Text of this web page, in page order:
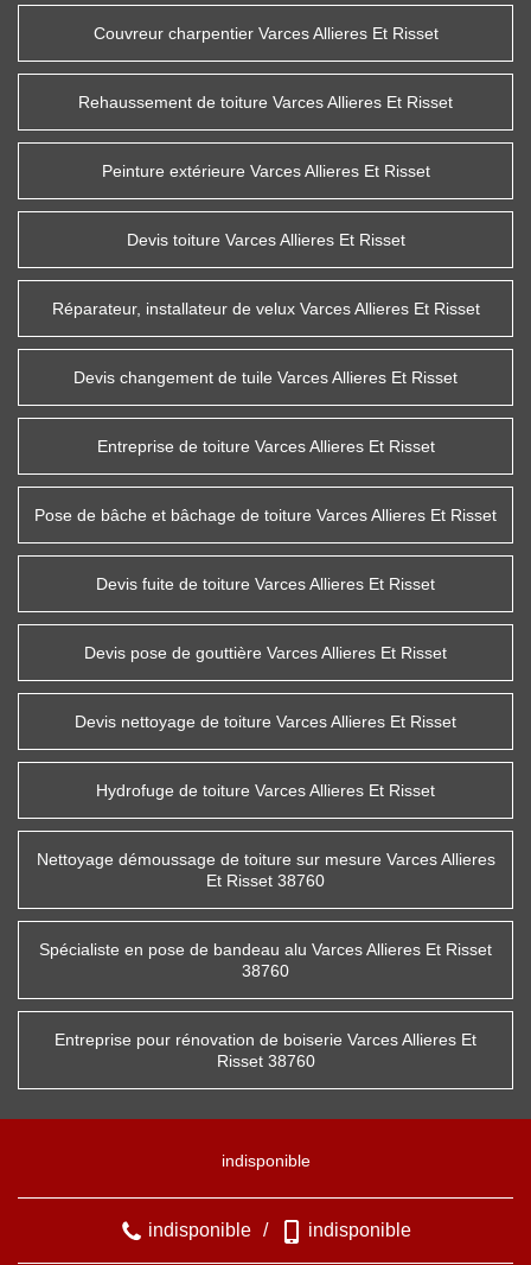
Couvreur charpentier Varces Allieres Et Risset
Rehaussement de toiture Varces Allieres Et Risset
Peinture extérieure Varces Allieres Et Risset
Devis toiture Varces Allieres Et Risset
Réparateur, installateur de velux Varces Allieres Et Risset
Devis changement de tuile Varces Allieres Et Risset
Entreprise de toiture Varces Allieres Et Risset
Pose de bâche et bâchage de toiture Varces Allieres Et Risset
Devis fuite de toiture Varces Allieres Et Risset
Devis pose de gouttière Varces Allieres Et Risset
Devis nettoyage de toiture Varces Allieres Et Risset
Hydrofuge de toiture Varces Allieres Et Risset
Nettoyage démoussage de toiture sur mesure Varces Allieres
Et Risset 38760
Spécialiste en pose de bandeau alu Varces Allieres Et Risset
38760
Entreprise pour rénovation de boiserie Varces Allieres Et
Risset 38760
indisponible
indisponible / indisponible